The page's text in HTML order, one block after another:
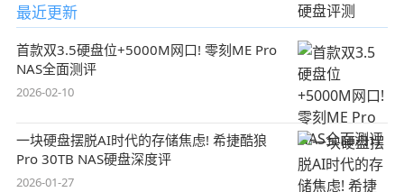
最近更新
首款双3.5硬盘位+5000M网口! 零刻ME Pro
NAS全面测评
2026-02-10
一块硬盘摆脱AI时代的存储焦虑! 希捷酷狼
Pro 30TB NAS硬盘深度评
2026-01-27